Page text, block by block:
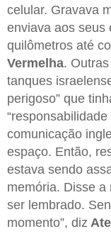
celular. Gravava
enviava aos seus
quilômetros até
Vermelha.
tanques
perigoso” que
comunicação
espaço. Então,
estava sendo
memória. Disse a
ser lembrado.
momento”, diz